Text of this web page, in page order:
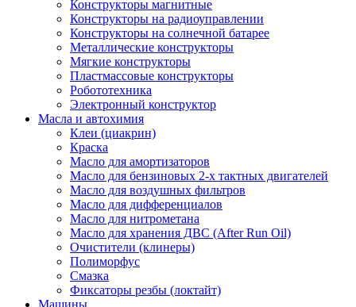
Конструкторы магнитные
Конструкторы на радиоуправлении
Конструкторы на солнечной батарее
Металлические конструкторы
Мягкие конструкторы
Пластмассовые конструкторы
Робототехника
Электронный конструктор
Масла и автохимия
Клеи (циакрин)
Краска
Масло для амортизаторов
Масло для бензиновых 2-х тактных двигателей
Масло для воздушных фильтров
Масло для дифференциалов
Масло для нитрометана
Масло для хранения ДВС (After Run Oil)
Очистители (клинеры)
Полиморфус
Смазка
Фиксаторы резбы (локтайт)
Машины